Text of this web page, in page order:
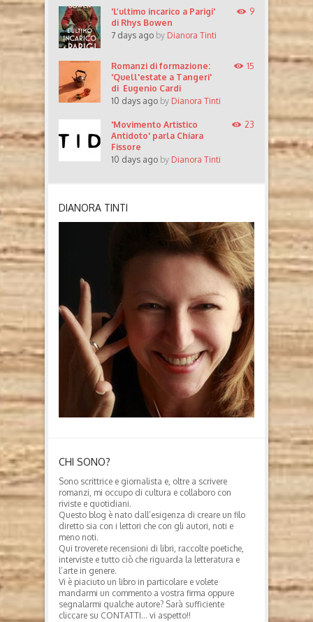
'L’ultimo incarico a Parigi'
di Rhys Bowen
7 days ago by Dianora Tinti
9
Romanzi di formazione:
'Quell'estate a Tangeri'
di Eugenio Cardi
10 days ago by Dianora Tinti
15
'Movimento Artistico
Antidoto' parla Chiara
Fissore
10 days ago by Dianora Tinti
23
DIANORA TINTI
CHI SONO?
Sono scrittrice e giornalista e, oltre a scrivere
romanzi, mi occupo di cultura e collaboro con
riviste e quotidiani.
Questo blog è nato dall’esigenza di creare un filo
diretto sia con i lettori che con gli autori, noti e
meno noti.
Qui troverete recensioni di libri, raccolte poetiche,
interviste e tutto ciò che riguarda la letteratura e
l’arte in genere.
Vi è piaciuto un libro in particolare e volete
mandarmi un commento a vostra firma oppure
segnalarmi qualche autore? Sarà sufficiente
cliccare su CONTATTI… vi aspetto!!